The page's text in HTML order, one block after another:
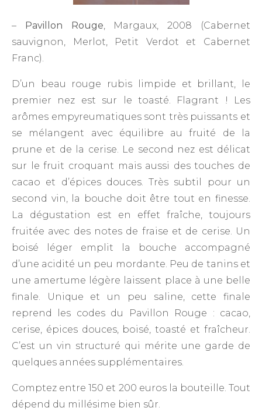
– Pavillon Rouge, Margaux, 2008 (Cabernet
sauvignon, Merlot, Petit Verdot et Cabernet
Franc).
D’un beau rouge rubis limpide et brillant, le
premier nez est sur le toasté. Flagrant ! Les
arômes empyreumatiques sont très puissants et
se mélangent avec équilibre au fruité de la
prune et de la cerise. Le second nez est délicat
sur le fruit croquant mais aussi des touches de
cacao et d’épices douces. Très subtil pour un
second vin, la bouche doit être tout en finesse.
La dégustation est en effet fraîche, toujours
fruitée avec des notes de fraise et de cerise. Un
boisé léger emplit la bouche accompagné
d’une acidité un peu mordante. Peu de tanins et
une amertume légère laissent place à une belle
finale. Unique et un peu saline, cette finale
reprend les codes du Pavillon Rouge : cacao,
cerise, épices douces, boisé, toasté et fraîcheur.
C’est un vin structuré qui mérite une garde de
quelques années supplémentaires.
Comptez entre 150 et 200 euros la bouteille. Tout
dépend du millésime bien sûr.